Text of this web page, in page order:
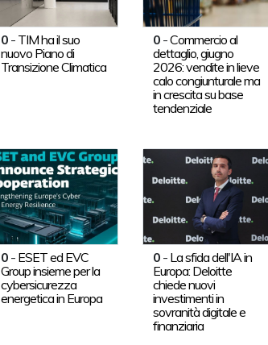
0- TIM ha il suo
nuovo Piano di
Transizione Climatica
0 -Commercio al
dettaglio, giugno
2026: vendite in lieve
calo congiunturale ma
in crescita su base
tendenziale
0- ESET ed EVC
Group insieme per la
cybersicurezza
energetica in Europa
0 - La sfida dell'IA in
Europa: Deloitte
chiede nuovi
investimenti in
sovranità digitale e
finanziaria